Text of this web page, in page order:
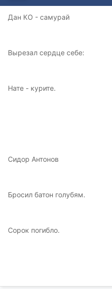
Дан КО - самурай
Вырезал сердце себе:
Нате - курите.
Сидор Антонов
Бросил батон голубям.
Сорок погибло.